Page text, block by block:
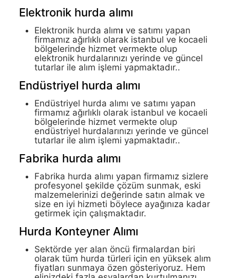
Elektronik hurda alımı
Elektronik hurda alımı ve satımı yapan
firmamız ağırlıklı olarak istanbul ve kocaeli
bölgelerinde hizmet vermekte olup
elektronik hurdalarınızı yerinde ve güncel
tutarlar ile alım işlemi yapmaktadır..
Endüstriyel hurda alımı
Endüstriyel hurda alımı ve satımı yapan
firmamız ağırlıklı olarak istanbul ve kocaeli
bölgelerinde hizmet vermekte olup
endüstriyel hurdalarınızı yerinde ve güncel
tutarlar ile alım işlemi yapmaktadır..
Fabrika hurda alımı
Fabrika hurda alımı yapan firmamız sizlere
profesyonel şekilde çözüm sunmak, eski
malzemelerinizi değerinde satın almak ve
size en iyi hizmeti böylece ayağınıza kadar
getirmek için çalışmaktadır.
Hurda Konteyner Alımı
Sektörde yer alan öncü firmalardan biri
olarak tüm hurda türleri için en yüksek alım
fiyatları sunmaya özen gösteriyoruz. Hem